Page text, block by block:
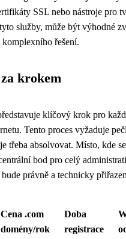
SSL nebo nástroje pro
služby, může být výhodné
řešení.
krokem
klíčový krok pro
Tento proces vyžaduje
třeba absolvovat. Místo, kde
bod pro celý
právně a technicky
Cena .com
domény/rok
Doba
registrace